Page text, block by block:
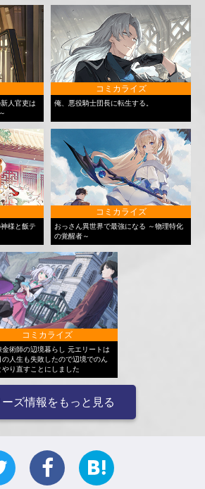
人官吏は
コミカライズ
俺、悪役騎士団長に転生する。
様と飯テ
コミカライズ
おっさん異世界で最強になる ～物理特化
の覚醒者～
コミカライズ
金術師の辺境暮らし 元エリートは
の人生も失敗したので辺境でのん
やり直すことにしました
ーズ情報をもっと見る